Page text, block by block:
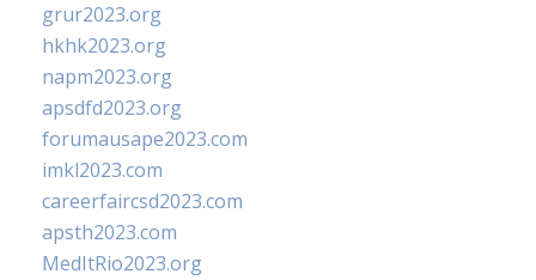
grur2023.org
hkhk2023.org
napm2023.org
apsdfd2023.org
forumausape2023.com
imkl2023.com
careerfaircsd2023.com
apsth2023.com
MedItRio2023.org